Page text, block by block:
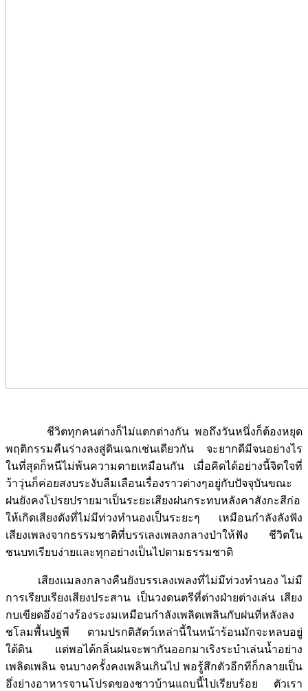
ชีวิตทุกคนต่างก็ไม่แตกต่างกัน พอถึงวันหนึ่งก็ต้องหยุด
พฤติกรรมคืนร่างลงสู่ดินเฉกเช่นเดียวกัน จะยากดีมีจนอย่างไร
ในที่สุดก็หนีไม่พ้นความตายเหมือนกัน เมื่อคิดได้อย่างนี้จิตใจที่
ว้าวุ่นก็ค่อยสงบระงับลืมเลือนเรื่องราวต่างๆอยู่กับปัจจุบันขณะ
ฝนยังคงโปรยปรายมาเป็นระยะเสียงฝนกระทบหลังคาสังกะสีก่อ
ให้เกิดเสียงดังที่ไม่มีท่วงทำนองเป็นระยะๆ เหมือนกำลังลังฟัง
เสียงเพลงจากธรรมชาติที่บรรเลงเพลงกลางป่าให้ฟัง ชีวิตใน
ชนบทเรียบง่ายและทุกอย่างเป็นไปตามธรรมชาติ
เสียงแมลงกลางคืนยังบรรเลงเพลงที่ไม่มีท่วงทำนอง ไม่มี
การเรียบเรียงเสียงประสาน เป็นวงดนตรีที่ต่างฝ่ายต่างเล่น เสียง
กบเขียดอึ่งอ่างร้องระงมเหมือนกำลังเพลิดเพลินกับฝนที่หลังลง
ชโลมพื้นปฐพี ตามปรกติสัตว์เหล่านี้ในหน้าร้อนมักจะหลบอยู่
ใต้ดิน แต่พอได้กลิ่นฝนจะพากันออกมาเริงระบำเล่นน้ำอย่าง
เพลิดเพลิน จนบางครั้งคงเพลินเกินไป พอรู้สึกตัวอีกทีก็กลายเป็น
อึ่งย่างอาหารจานโปรดของชาวบ้านแถบนี้ไปเรียบร้อย ตัวเรา